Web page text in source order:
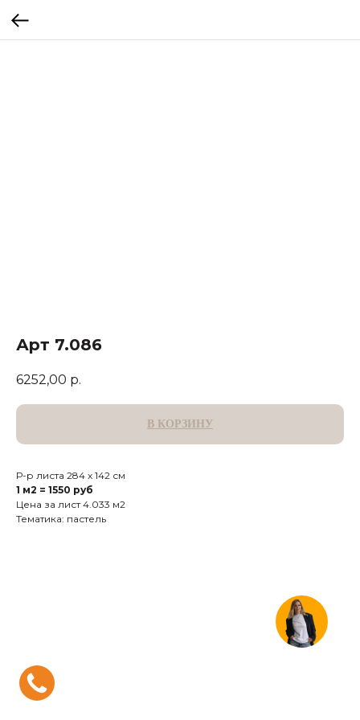
Арт 7.086
6252,00 р.
В КОРЗИНУ
Р-р листа 284 х 142 см
1 м2 = 1550 руб
Цена за лист 4.033 м2
Тематика: пастель